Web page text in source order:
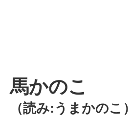
馬かのこ
（読み:うまかのこ）